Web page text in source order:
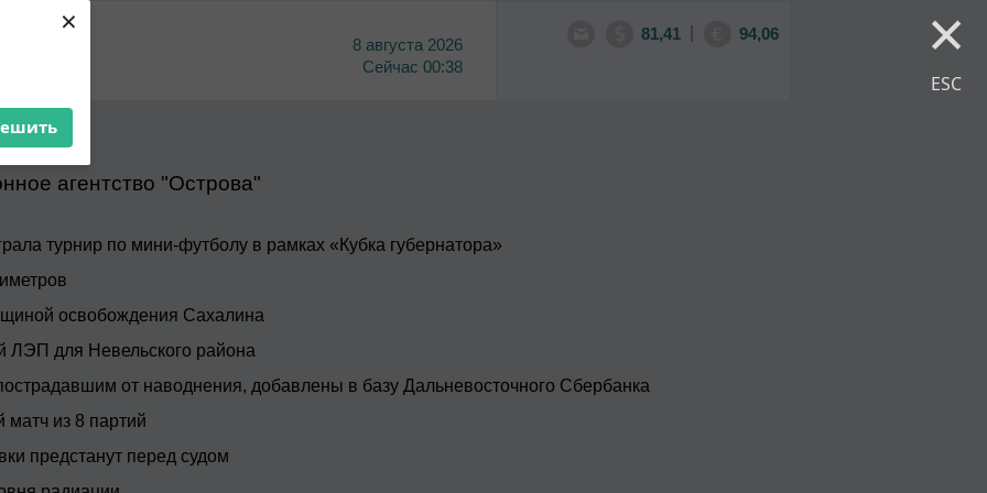
× ×
ESC
8 августа 2026
Сейчас 00:38
81,41 94,06
года
агентство "Острова"
турнир по мини-футболу в рамках «Кубка губернатора»
освобождения Сахалина
ЛЭП для Невельского района
от наводнения, добавлены в базу Дальневосточного Сбербанка
матч из 8 партий
предстанут перед судом